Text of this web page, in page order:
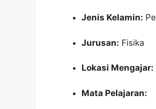
Jenis Kelamin:
Jurusan: Fisika
Lokasi Mengajar:
Mata Pelajaran: